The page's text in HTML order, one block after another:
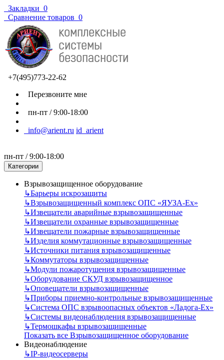
Закладки 0
Сравнение товаров 0
+7(495)773-22-62
Перезвоните мне
пн-пт / 9:00-18:00
info@arient.ru id_arient
пн-пт / 9:00-18:00
Категории
Взрывозащищенное оборудование
↳Барьеры искрозащиты
↳Взрывозащищенный комплекс ОПС «ЯУЗА-Ех»
↳Извещатели аварийные взрывозащищенные
↳Извещатели охранные взрывозащищенные
↳Извещатели пожарные взрывозащищенные
↳Изделия коммутационные взрывозащищенные
↳Источники питания взрывозащищенные
↳Коммутаторы взрывозащищенные
↳Модули пожаротушения взрывозащищенные
↳Оборудование СКУД взрывозащищенное
↳Оповещатели взрывозащищенные
↳Приборы приемно-контрольные взрывозащищенные
↳Система ОПС взрывоопасных объектов «Ладога-Ex»
↳Системы видеонаблюдения взрывозащищенные
↳Термошкафы взрывозащищенные
Показать все Взрывозащищенное оборудование
Видеонаблюдение
↳IP-видеосерверы